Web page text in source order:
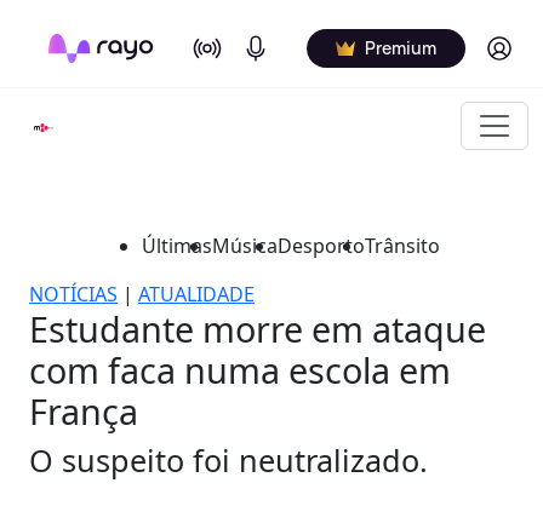
On Air Podcasts Premium Log in
ÚltimasMúsicaDesportoTrânsito
NOTÍCIAS | ATUALIDADE
Estudante morre em ataque
com faca numa escola em
França
O suspeito foi neutralizado.